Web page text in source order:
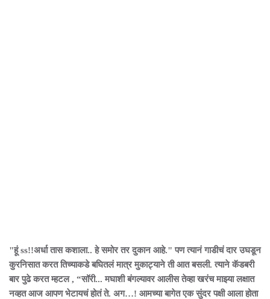
"हूं ss!!अर्धा तास कशाला.. हे समोर तर दुकान आहे." पण त्यानं गाडीचं दार उघडून
कुरनिसात करत तिच्याकडे बघितलं मात्र मुकाट्याने ती आत बसली. त्याने कॅडबरी
बार पुढे करत म्हटल , “सॉरी... मघाशी बंगल्यावर आलीस तेव्हा खरंच माझ्या लक्षात
नव्हत आज आपण भेटायचं होतं ते. अग…! आमच्या बागेत एक सुंदर पक्षी आला होता